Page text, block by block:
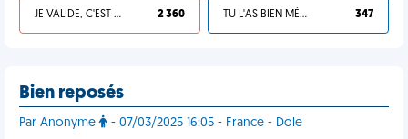
JE VALIDE, C'EST UNE VDM 2 360 TU L'AS BIEN MÉRITÉ 347
Bien reposés
Par Anonyme - 07/03/2025 16:05 - France - Dole